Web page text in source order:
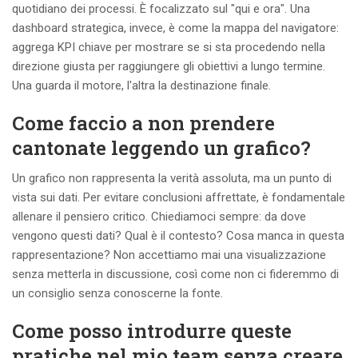
quotidiano dei processi. È focalizzato sul "qui e ora". Una
dashboard strategica, invece, è come la mappa del navigatore:
aggrega KPI chiave per mostrare se si sta procedendo nella
direzione giusta per raggiungere gli obiettivi a lungo termine.
Una guarda il motore, l'altra la destinazione finale.
Come faccio a non prendere
cantonate leggendo un grafico?
Un grafico non rappresenta la verità assoluta, ma un punto di
vista sui dati. Per evitare conclusioni affrettate, è fondamentale
allenare il pensiero critico. Chiediamoci sempre: da dove
vengono questi dati? Qual è il contesto? Cosa manca in questa
rappresentazione? Non accettiamo mai una visualizzazione
senza metterla in discussione, così come non ci fideremmo di
un consiglio senza conoscerne la fonte.
Come posso introdurre queste